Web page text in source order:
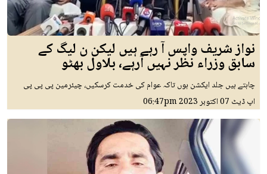
نواز شریف واپس آ رہے ہیں لیکن ن لیگ کے
سابق وزراء نظر نہیں آرہے، بلاول بھٹو
چاہتے ہیں جلد ایکشن ہوں تاکہ عوام کی خدمت کرسکیں، چیئرمین پی پی پی
اپ ڈیٹ 07 اکتوبر 2023 06:47pm